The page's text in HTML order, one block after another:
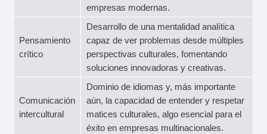
empresas modernas.
Pensamiento
crítico
Desarrollo de una mentalidad analítica
capaz de ver problemas desde múltiples
perspectivas culturales, fomentando
soluciones innovadoras y creativas.
Comunicación
intercultural
Dominio de idiomas y, más importante
aún, la capacidad de entender y respetar
matices culturales, algo esencial para el
éxito en empresas multinacionales.